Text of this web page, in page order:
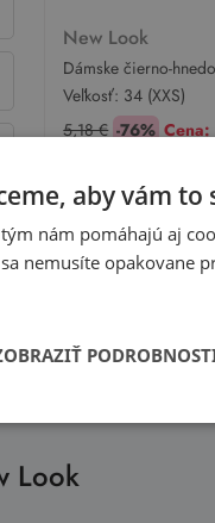
New Look
Dámske čierno-
vzorované tričko s
New Look
Veľkosť: 34 (XXS)
5,18 € -76% Cena:
Pridať do
Look
aby vám
tým nám pomáhajú aj
nemusíte opakovane